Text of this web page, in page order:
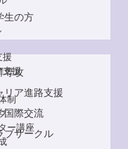
援
支援
制
ー講座
生の方
専攻
リア進路支援
国際交流
ブサークル